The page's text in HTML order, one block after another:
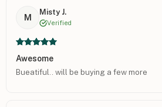
M
Misty J.
Verified
Awesome
Bueatiful.. will be buying a few more